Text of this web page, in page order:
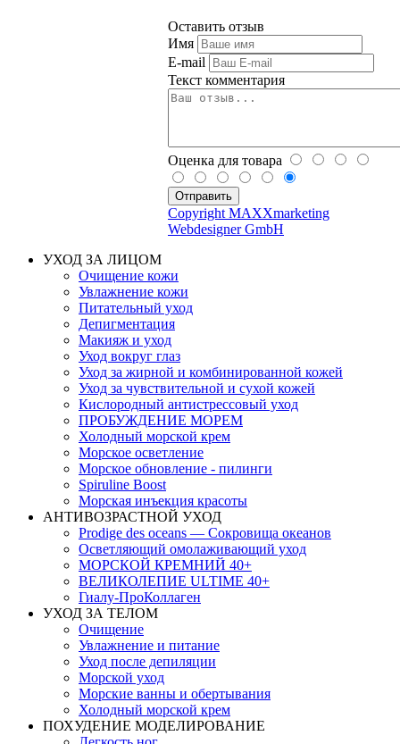
Оставить отзыв
Имя
E-mail
Текст комментария
Оценка для товара
Copyright MAXXmarketing
Webdesigner GmbH
УХОД ЗА ЛИЦОМ
Очищение кожи
Увлажнение кожи
Питательный уход
Депигментация
Макияж и уход
Уход вокруг глаз
Уход за жирной и комбинированной кожей
Уход за чувствительной и сухой кожей
Кислородный антистрессовый уход
ПРОБУЖДЕНИЕ МОРЕМ
Холодный морской крем
Морское осветление
Морское обновление - пилинги
Spiruline Boost
Морская инъекция красоты
АНТИВОЗРАСТНОЙ УХОД
Prodige des oceans — Сокровища океанов
Осветляющий омолаживающий уход
МОРСКОЙ КРЕМНИЙ 40+
ВЕЛИКОЛЕПИЕ ULTIME 40+
Гиалу-ПроКоллаген
УХОД ЗА ТЕЛОМ
Очищение
Увлажнение и питание
Уход после депиляции
Морской уход
Морские ванны и обертывания
Холодный морской крем
ПОХУДЕНИЕ МОДЕЛИРОВАНИЕ